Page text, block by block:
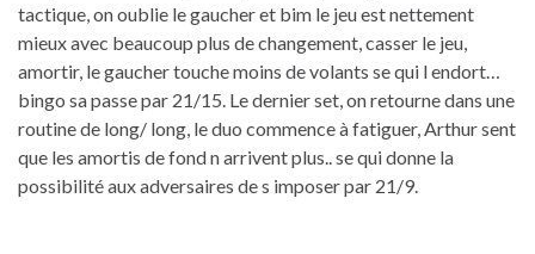
tactique, on oublie le gaucher et bim le jeu est nettement
mieux avec beaucoup plus de changement, casser le jeu,
amortir, le gaucher touche moins de volants se qui l endort…
bingo sa passe par 21/15. Le dernier set, on retourne dans une
routine de long/ long, le duo commence à fatiguer, Arthur sent
que les amortis de fond n arrivent plus.. se qui donne la
possibilité aux adversaires de s imposer par 21/9.